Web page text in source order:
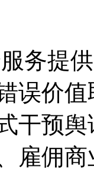
务提
误价
干预
雇佣